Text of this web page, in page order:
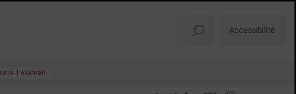
Accessibilité
FAIT AVANCER